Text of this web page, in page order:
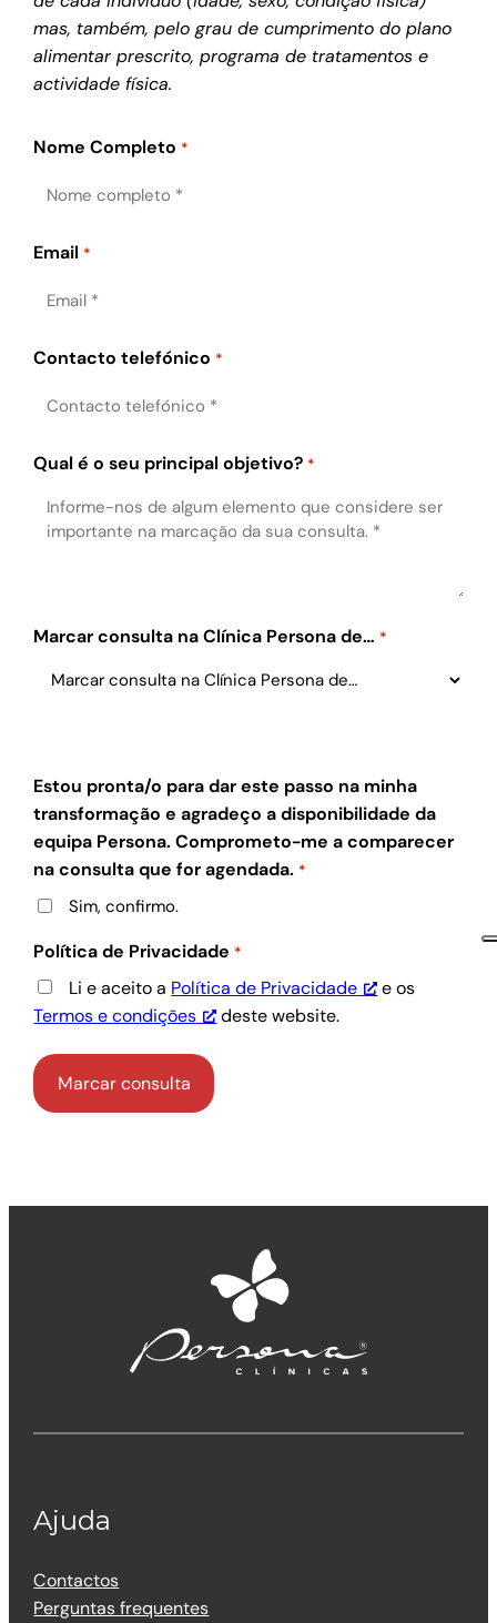
mas, também, pelo grau de cumprimento do plano
alimentar prescrito, programa de tratamentos e
actividade física.
Nome Completo *
Email *
Contacto telefónico *
Qual é o seu principal objetivo? *
Marcar consulta na Clínica Persona de… *
Estou pronta/o para dar este passo na minha
transformação e agradeço a disponibilidade da
equipa Persona. Comprometo-me a comparecer
na consulta que for agendada. *
Sim, confirmo.
Política de Privacidade *
Li e aceito a Política de Privacidade
e os
Termos e condições
deste website.
Ajuda
Contactos
Perguntas frequentes